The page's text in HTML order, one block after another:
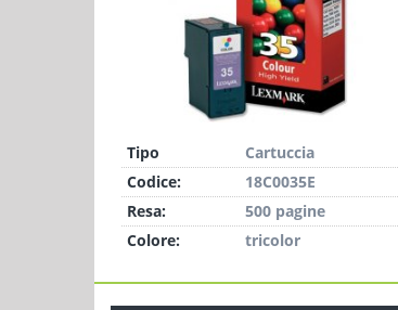
Tipo
Cartuccia
Codice:
18C0035E
Resa:
500 pagine
Colore:
tricolor